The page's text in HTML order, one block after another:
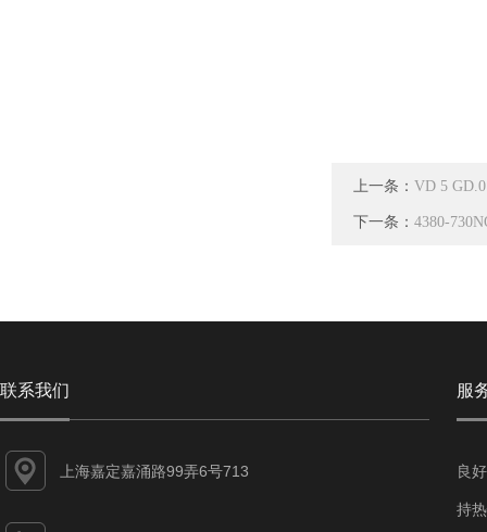
上一条： VD 5
下一条： 4380-
联系我们
上海嘉定嘉涌路99弄6号713
服
良
持